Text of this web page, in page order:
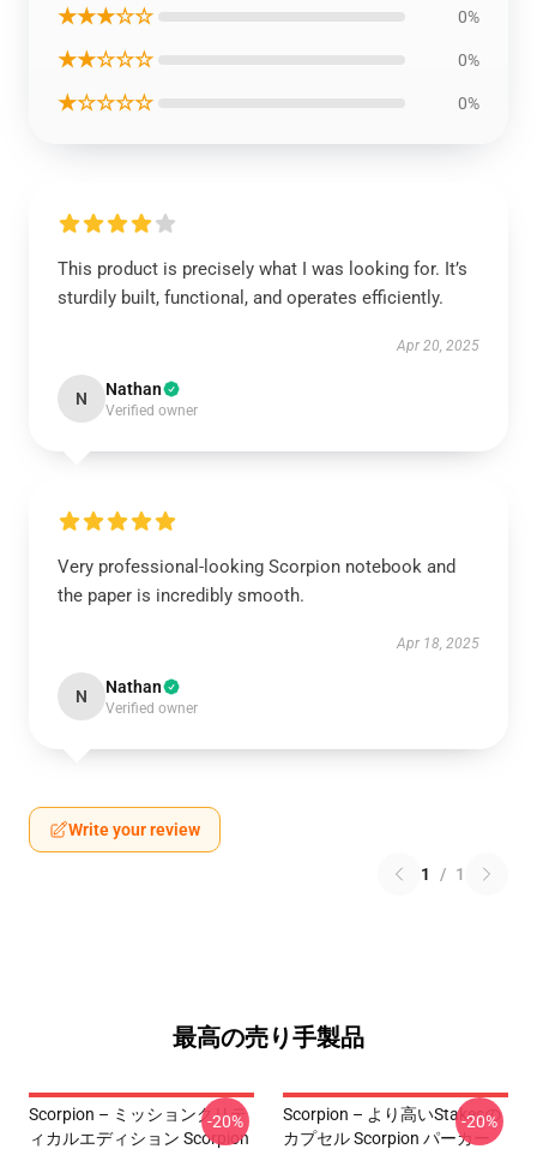
★★★☆☆ 0%
★★☆☆☆ 0%
★☆☆☆☆ 0%
This product is precisely what I was looking for. It’s
sturdily built, functional, and operates efficiently.
Apr 20, 2025
N Nathan
Verified owner
Very professional-looking Scorpion notebook and
the paper is incredibly smooth.
Apr 18, 2025
N Nathan
Verified owner
Write your review
1 / 1
最高の売り手製品
Scorpion – ミッションクリテ
ィカルエディション Scorpion
-20%
Scorpion – より高いStakesの
カプセル Scorpion パーカー
-20%